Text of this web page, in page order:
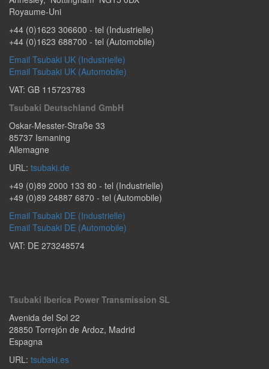
Royaume-Uni
+44 (0)1623 306600 - tel (Industrielle)
+44 (0)1623 688700 - tel (Automobile)
Email Tsubaki UK (Industrielle)
Email Tsubaki UK (Automobile)
VAT: GB 115723783
Tsubaki Deutschland GmbH
Oskar-Messter-Straße 33
85737 Ismaning
Allemagne
URL: tsubaki.de
+49 (0)89 2000 133 80 - tel (Industrielle)
+49 (0)89 24887 6870 - tel (Automobile)
Email Tsubaki DE (Industrielle)
Email Tsubaki DE (Automobile)
VAT: DE 273248574
Tsubaki Iberica Power Transmission SL
Avenida del Sol 22
28850 Torrejón de Ardoz, Madrid
Espagna
URL: tsubaki.es